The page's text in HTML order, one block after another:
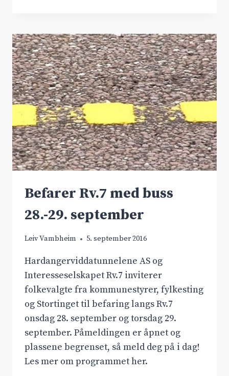
RV.7
FORAN
RV.52
Befarer Rv.7 med buss
28.-29. september
Leiv Vambheim 5. september 2016
Hardangerviddatunnelene AS og
Interesseselskapet Rv.7 inviterer
folkevalgte fra kommunestyrer, fylkesting
og Stortinget til befaring langs Rv.7
onsdag 28. september og torsdag 29.
september. Påmeldingen er åpnet og
plassene begrenset, så meld deg på i dag!
Les mer om programmet her.